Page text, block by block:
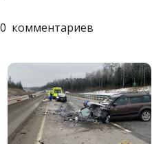
0 комментариев